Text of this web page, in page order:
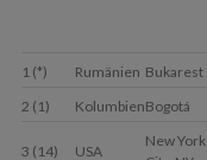
1 (*) Rumänien Bukarest
2 (1)
KolumbienBogotá
3 (14) USA
New York